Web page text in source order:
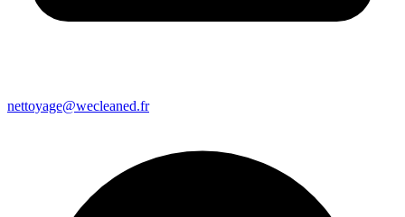
nettoyage@wecleaned.fr